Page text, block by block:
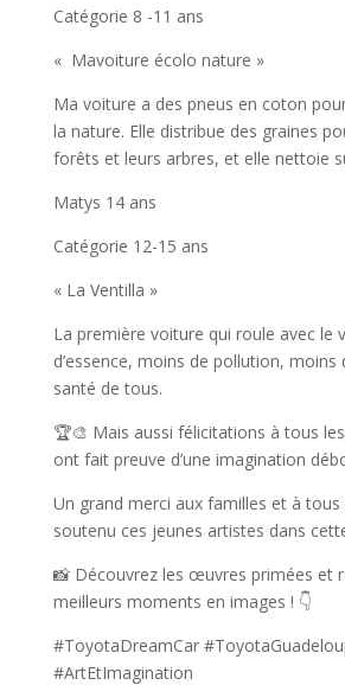
Catégorie 8 -11 ans
« Mavoiture écolo nature »
Ma voiture a des pneus en coton
la nature. Elle distribue des graines
forêts et leurs arbres, et elle nettoie
Matys 14 ans
Catégorie 12-15 ans
« La Ventilla »
La première voiture qui roule avec le
d’essence, moins de pollution, moins
santé de tous.
🏆🎨 Mais aussi félicitations à tous
ont fait preuve d’une imagination
Un grand merci aux familles et à
soutenu ces jeunes artistes dans
📸 Découvrez les œuvres primées et
meilleurs moments en images ! 👇
#ToyotaDreamCar
#ArtEtImagination